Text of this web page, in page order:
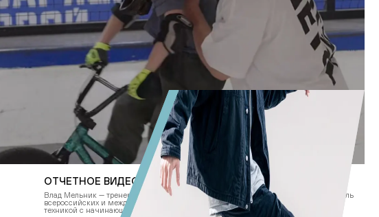
ОТЧЕТНОЕ ВИДЕО С МАСТЕР-КЛАССА ВЛАДА МЕЛЬНИКА
Влад Мельник — тренер с более чем 20-летним стажем и многократный победитель
всероссийских и международных соревнований поделился опытом, знаниями и
техникой с начинающими райдерами.